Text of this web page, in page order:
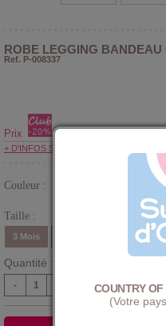
ROBE LEGGING
Ref. P-008337
Prix
+ D'INFOS SUR LE CLUB
Couleur :
Taille :
3 Mois
Quantité :
- COUNTRY
(Votre